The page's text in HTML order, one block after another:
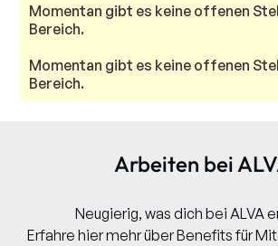
Momentan gibt es keine offenen
Bereich.
Momentan gibt es keine offenen
Bereich.
Arbeiten bei
Neugierig, was dich bei ALVA
Erfahre hier mehr über Benefits für